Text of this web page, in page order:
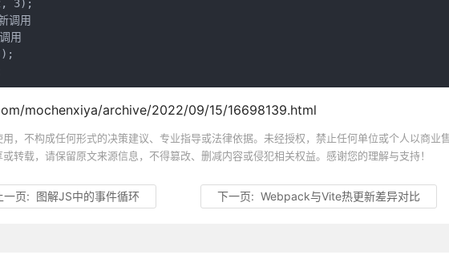
3);
调用
用
mochenxiya/archive/2022/09/15/16698139.html
，不构成任何形式的决策建议、专业指导或法律依据。未经授权，禁止任何单位或个人以商业
转载，请保留原文来源信息，不得篡改、删减内容或侵犯相关权益。感谢您的理解与支持！
一页: 图解JS中的事件循环 下一页:Webpack与Vite热更新差异对比